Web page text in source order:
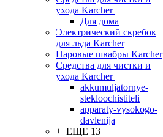
ухода Karcher
Для дома
Электрический скребок
для льда Karcher
Паровые швабры Karcher
Средства для чистки и
ухода Karcher
akkumuljatornye-
stekloochistiteli
apparaty-vysokogo-
davlenija
+ ЕЩЕ 13